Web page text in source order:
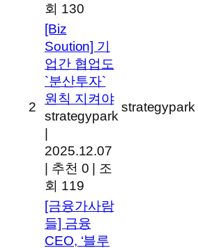
회 130
2
[Biz
Soution] 기
업간 협업도
`분산투자`
원칙 지켜야
strategypark
2025.12.07
추천 0
조
회 119
strategypark
[금융가사람
들] 금융
CEO, ‘블루